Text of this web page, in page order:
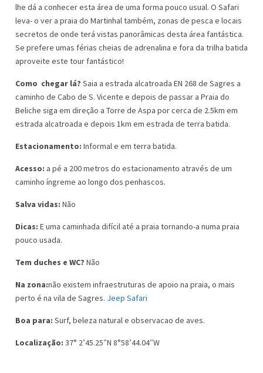
lhe dá a conhecer esta área de uma forma pouco usual. O Safari
leva- o ver a praia do Martinhal também, zonas de pesca e locais
secretos de onde terá vistas panorâmicas desta área fantástica.
Se prefere umas férias cheias de adrenalina e fora da trilha batida
aproveite este tour fantástico!
Como chegar lá? Saia a estrada alcatroada EN 268 de Sagres a
caminho de Cabo de S. Vicente e depois de passar a Praia do
Beliche siga em direção a Torre de Aspa por cerca de 2.5km em
estrada alcatroada e depois 1km em estrada de terra batida.
Estacionamento: Informal e em terra batida.
Acesso: a pé a 200 metros do estacionamento através de um
caminho íngreme ao longo dos penhascos.
Salva vidas: Não
Dicas: E uma caminhada difícil até a praia tornando-a numa praia
pouco usada.
Tem duches e WC? Não
Na zona:não existem infraestruturas de apoio na praia, o mais
perto é na vila de Sagres. Jeep Safari
Boa para: Surf, beleza natural e observacao de aves.
Localização: 37° 2’45.25″N 8°58’44.04″W